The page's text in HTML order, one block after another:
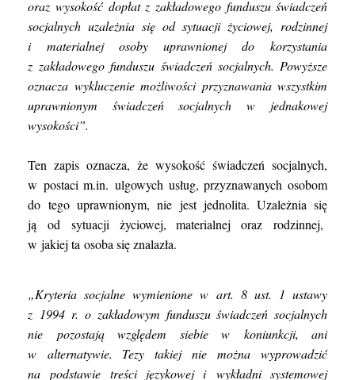
oraz wysokość dopłat z zakładowego funduszu świadczeń
socjalnych uzależnia się od sytuacji życiowej, rodzinnej
i materialnej osoby uprawnionej do korzystania
z zakładowego funduszu świadczeń socjalnych. Powyższe
oznacza wykluczenie możliwości przyznawania wszystkim
uprawnionym świadczeń socjalnych w jednakowej
wysokości”.
Ten zapis oznacza, że wysokość świadczeń socjalnych,
w postaci m.in. ulgowych usług, przyznawanych osobom
do tego uprawnionym, nie jest jednolita. Uzależnia się
ją od sytuacji życiowej, materialnej oraz rodzinnej,
w jakiej ta osoba się znalazła.
„Kryteria socjalne wymienione w art. 8 ust. 1 ustawy
z 1994 r. o zakładowym funduszu świadczeń socjalnych
nie pozostają względem siebie w koniunkcji, ani
w alternatywie. Tezy takiej nie można wyprowadzić
na podstawie treści językowej i wykładni systemowej